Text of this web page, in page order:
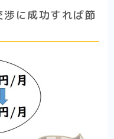
に成功すれば節